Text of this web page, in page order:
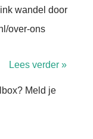
wandel door
over-ons
Lees verder »
Meld je